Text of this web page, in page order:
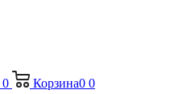
0 Корзина0 0